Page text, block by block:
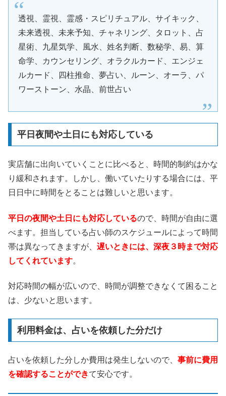
透視、霊視、霊感・スピリチュアル、サイキック、
未来透視、未来予知、チャネリング、タロット、占
星術、九星気学、風水、姓名判断、数秘学、易、算
命学、カウンセリング、オラクルカード、エンジェ
ルカード、四柱推命、夢占い、ルーン、オーラ、パ
ワーストーン、水晶、前世占い
平日夜間や土日にも対応している
実店舗に出向いていくことに比べると、時間的制約はかな
り緩和されます。しかし、働いていたりする場合には、平
日日中に時間をとることは難しいと思います。
平日の夜間や土日にも対応しているので、時間が自由に選
べます。担当している占い師のスケジュールによって時間
帯は異なってきますが、 遅いときには、深夜３時まで対応
してくれています。
対応時間の幅が広いので、時間が調整できなくて困ること
は、少ないと思います。
利用料金は、占いを依頼した分だけ
占いを依頼した分しか費用は発生しないので、 事前に費用
を確認することができて安心です。